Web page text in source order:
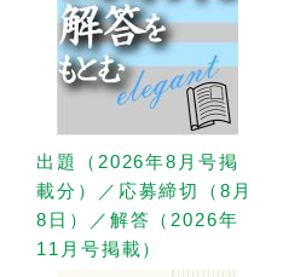
出題（2026年8月号掲
載分）／応募締切（8月
8日）／解答（2026年
11月号掲載）